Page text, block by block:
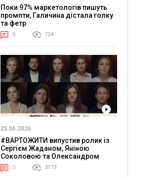
Поки 97% маркетологів пишуть
промпти, Галичина дістала голку
та фетр
0 724
25.06.2026
#ВАРТОЖИТИ випустив ролик із
Сергієм Жаданом, Яніною
Соколовою та Олександром
Тереном про життя в постійній
напрузі
0 3173